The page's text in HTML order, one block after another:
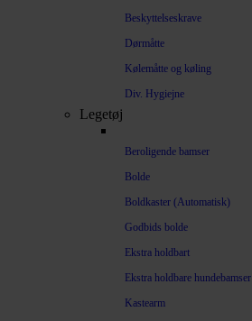
Beskyttelseskrave
Dørmåtte
Kølemåtte og køling
Div. Hygiejne
Legetøj
Beroligende bamser
Bolde
Boldkaster (Automatisk)
Godbids bolde
Ekstra holdbart
Ekstra holdbare hundebamser
Kastearm